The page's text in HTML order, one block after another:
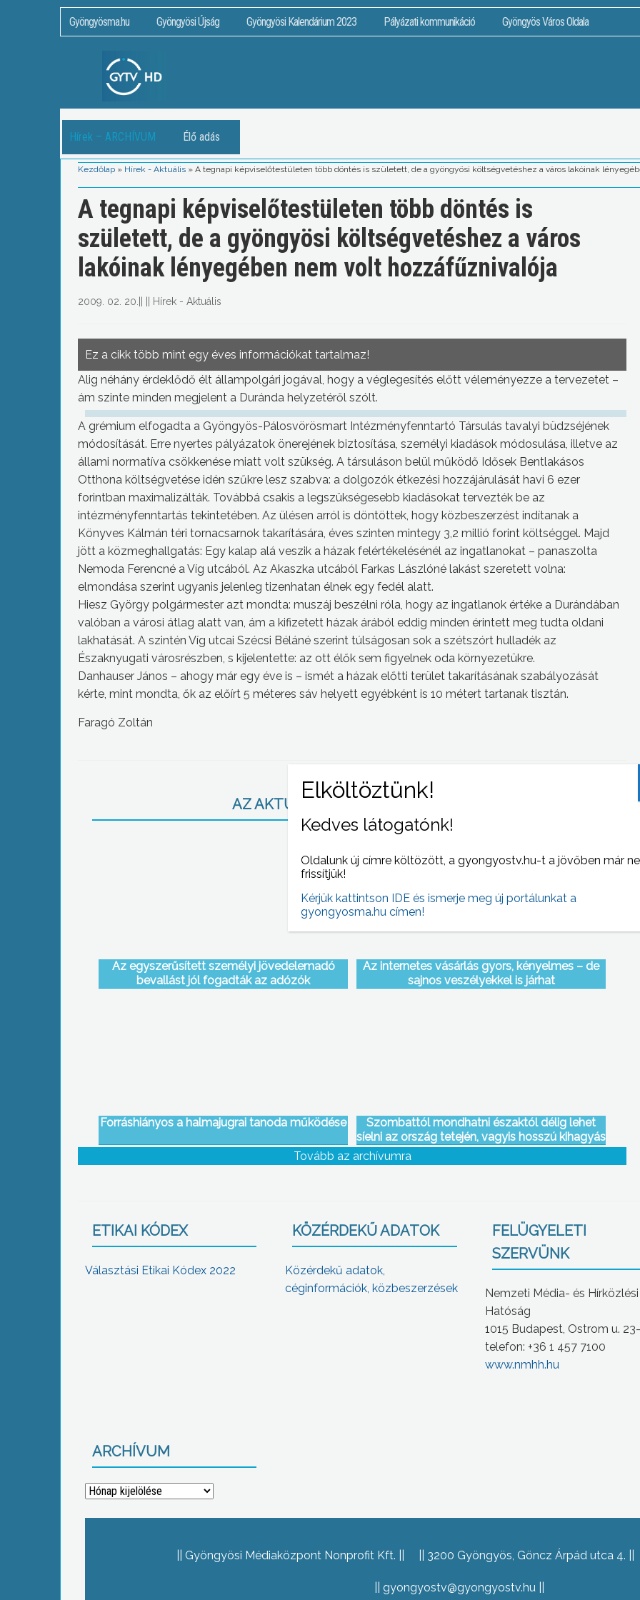
Gyöngyösma.hu Gyöngyösi Újság Gyöngyösi Kalendárium 2023 Pályázati kommunikáció Gyöngyös Város Oldala
Hírek – ARCHÍVUM Élő adás
Kezdőlap » Hírek - Aktuális » A tegnapi képviselőtestületen több döntés is született, de a gyöngyösi költségvetéshez a város lakóinak
A tegnapi képviselőtestületen több döntés is
született, de a gyöngyösi költségvetéshez a város
lakóinak lényegében nem volt hozzáfűznivalója
2009. 02. 20. Hírek - Aktuális
Ez a cikk több mint egy éves információkat tartalmaz!
Alig néhány érdeklődő élt állampolgári jogával, hogy a véglegesítés előtt véleményezze a tervezetet –
ám szinte minden megjelent a Duránda helyzetéről szólt.
A grémium elfogadta a Gyöngyös-Pálosvörösmart Intézményfenntartó Társulás tavalyi büdzséjének
módosítását. Erre nyertes pályázatok önerejének biztosítása, személyi kiadások módosulása, illetve az
állami normatíva csökkenése miatt volt szükség. A társuláson belül működő Idősek Bentlakásos
Otthona költségvetése idén szűkre lesz szabva: a dolgozók étkezési hozzájárulását havi 6 ezer
forintban maximalizálták. Továbbá csakis a legszükségesebb kiadásokat tervezték be az
intézményfenntartás tekintetében. Az ülésen arról is döntöttek, hogy közbeszerzést indítanak a
Könyves Kálmán téri tornacsarnok takarítására, éves szinten mintegy 3,2 millió forint költséggel. Majd
jött a közmeghallgatás: Egy kalap alá veszik a házak felértékelésénél az ingatlanokat – panaszolta
Nemoda Ferencné a Víg utcából. Az Akaszka utcából Farkas Lászlóné lakást szeretett volna:
elmondása szerint ugyanis jelenleg tizenhatan élnek egy fedél alatt.
Hiesz György polgármester azt mondta: muszáj beszélni róla, hogy az ingatlanok értéke a Durándában
valóban a városi átlag alatt van, ám a kifizetett házak árából eddig minden érintett meg tudta oldani
lakhatását. A szintén Víg utcai Szécsi Béláné szerint túlságosan sok a szétszórt hulladék az
Északnyugati városrészben, s kijelentette: az ott élők sem figyelnek oda környezetükre.
Danhauser János – ahogy már egy éve is – ismét a házak előtti terület takarításának szabályozását
kérte, mint mondta, ők az előírt 5 méteres sáv helyett egyébként is 10 métert tartanak tisztán.
Faragó Zoltán
AZ AKTUÁLIS NAPI HÍREI
Az egyszerűsített személyi jövedelemadó
bevallást jól fogadták az adózók
Az internetes vásárlás gyors, kényelmes – de
sajnos veszélyekkel is járhat
Forráshiányos a halmajugrai tanoda működése
Szombattól mondhatni északtól délig lehet
síelni az ország tetején, vagyis hosszú kihagyás
után megnyit a második kékesi sípálya is
Tovább az archívumra
ETIKAI KÓDEX
Választási Etikai Kódex 2022
KÖZÉRDEKŰ ADATOK
Közérdekű adatok,
céginformációk, közbeszerzések
FELÜGYELETI
SZERVÜNK
Nemzeti Média- és Hírközlési
Hatóság
1015 Budapest, Ostrom u.
telefon: +36 1 457 7100
www.nmhh.hu
ARCHÍVUM
Archívum
Gyöngyösi Médiaközpont Nonprofit Kft. 3200 Gyöngyös, Göncz Árpád utca 4.
gyongyostv@gyongyostv.hu
Kedves látogatónk!
Oldalunk új címre költözött, a gyongyostv.hu-t a jövőben már
frissítjük!
Kérjük kattintson IDE és ismerje meg új portálunkat a
gyongyosma.hu címen!